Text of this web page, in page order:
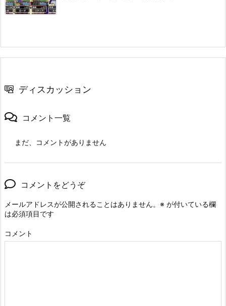
ディスカッション
コメント一覧
まだ、コメントがありません
コメントをどうぞ
メールアドレスが公開されることはありません。 ※ が付いている欄
は必須項目です
コメント